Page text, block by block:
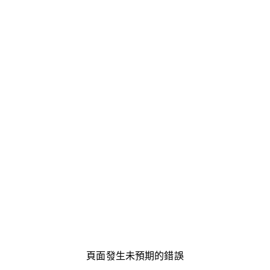
頁面發生未預期的錯誤